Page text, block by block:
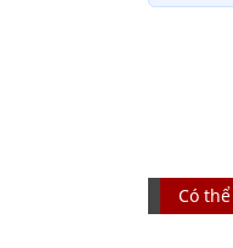
Có